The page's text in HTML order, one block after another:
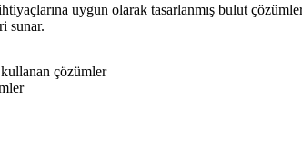
uygun olarak tasarlanmış bulut
sunar.
çözümler